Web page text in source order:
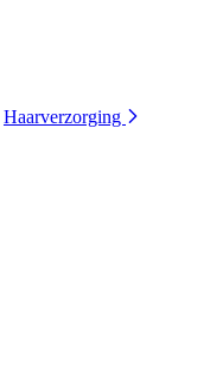
Haarverzorging